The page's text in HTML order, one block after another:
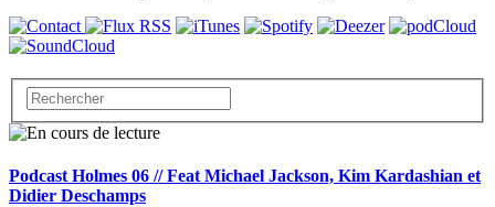
Podcast Holmes 06 // Feat Michael Jackson, Kim Kardashian et
Didier Deschamps